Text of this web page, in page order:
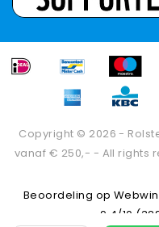
Copyright © 2026 -
vanaf € 250,- - All rights
Beoordeling op
9.4/10